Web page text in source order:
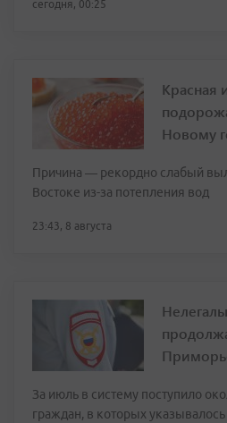
сегодня, 00:25
Красная
Новому
Причина — рекордно слабый
Востоке из-за потепления вод
23:43, 8 августа
За июль в систему поступило
граждан, в которых